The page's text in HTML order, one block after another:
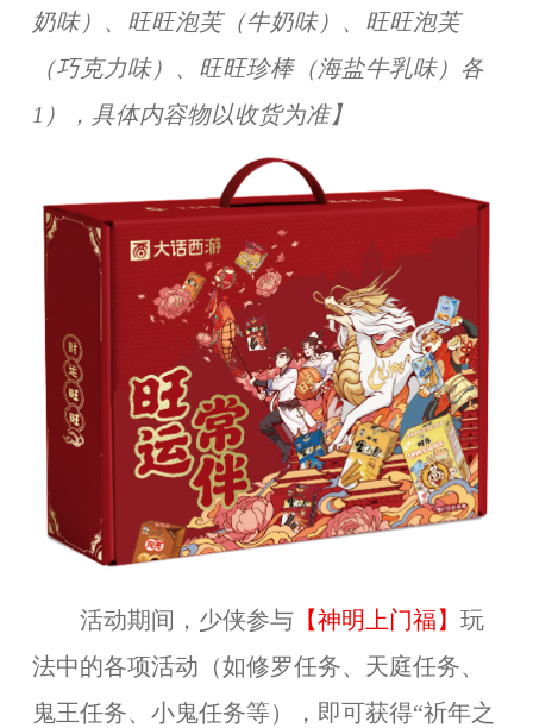
奶味）、旺旺泡芙（牛奶味）、旺旺泡芙
（巧克力味）、旺旺珍棒（海盐牛乳味）各
1），具体内容物以收货为准】
活动期间，少侠参与【神明上门福】 玩
法中的各项活动（如修罗任务、天庭任务、
鬼王任务、小鬼任务等），即可获得“祈年之